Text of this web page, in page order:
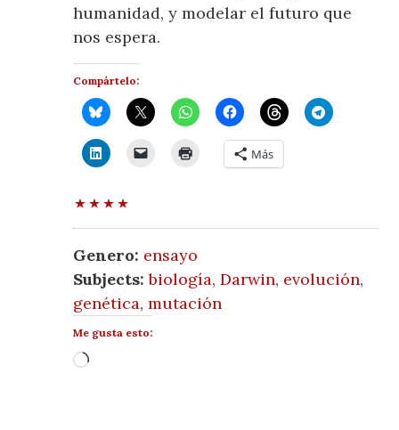
humanidad, y modelar el futuro que
nos espera.
Compártelo:
Más
Genero: ensayo
Subjects: biología,Darwin, evolución,
genética,mutación
Me gusta esto:
Cargando...